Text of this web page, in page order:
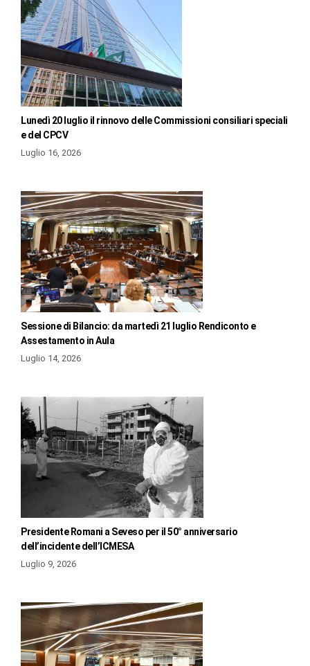
Lunedì 20 luglio il rinnovo delle Commissioni consiliari speciali
e del CPCV
Luglio 16, 2026
Sessione di Bilancio: da martedì 21 luglio Rendiconto e
Assestamento in Aula
Luglio 14, 2026
Presidente Romani a Seveso per il 50° anniversario
dell’incidente dell’ICMESA
Luglio 9, 2026